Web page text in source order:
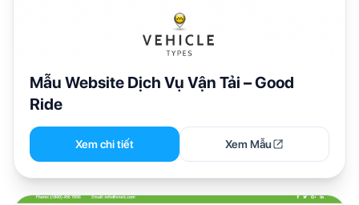
Mẫu Website Dịch Vụ Vận Tải – Good
Ride
Xem chi tiết Xem Mẫu